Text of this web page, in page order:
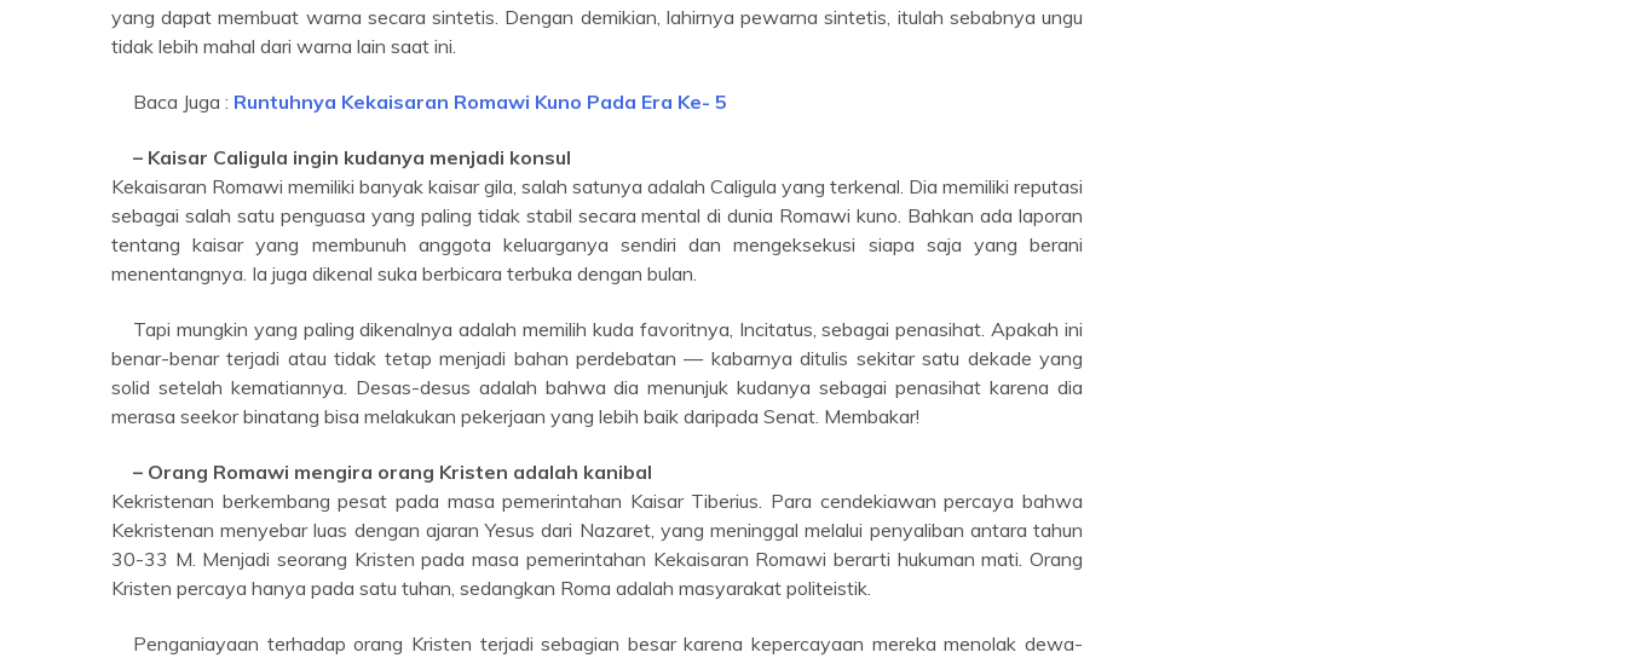
yang dapat membuat warna secara sintetis. Dengan demikian, lahirnya pewarna sintetis, itulah sebabnya ungu
tidak lebih mahal dari warna lain saat ini.
Baca Juga : Runtuhnya Kekaisaran Romawi Kuno Pada Era Ke- 5
– Kaisar Caligula ingin kudanya menjadi konsul
Kekaisaran Romawi memiliki banyak kaisar gila, salah satunya adalah Caligula yang terkenal. Dia memiliki reputasi
sebagai salah satu penguasa yang paling tidak stabil secara mental di dunia Romawi kuno. Bahkan ada laporan
tentang kaisar yang membunuh anggota keluarganya sendiri dan mengeksekusi siapa saja yang berani
menentangnya. Ia juga dikenal suka berbicara terbuka dengan bulan.
Tapi mungkin yang paling dikenalnya adalah memilih kuda favoritnya, Incitatus, sebagai penasihat. Apakah ini
benar-benar terjadi atau tidak tetap menjadi bahan perdebatan — kabarnya ditulis sekitar satu dekade yang
solid setelah kematiannya. Desas-desus adalah bahwa dia menunjuk kudanya sebagai penasihat karena dia
merasa seekor binatang bisa melakukan pekerjaan yang lebih baik daripada Senat. Membakar!
– Orang Romawi mengira orang Kristen adalah kanibal
Kekristenan berkembang pesat pada masa pemerintahan Kaisar Tiberius. Para cendekiawan percaya bahwa
Kekristenan menyebar luas dengan ajaran Yesus dari Nazaret, yang meninggal melalui penyaliban antara tahun
30-33 M. Menjadi seorang Kristen pada masa pemerintahan Kekaisaran Romawi berarti hukuman mati. Orang
Kristen percaya hanya pada satu tuhan, sedangkan Roma adalah masyarakat politeistik.
Penganiayaan terhadap orang Kristen terjadi sebagian besar karena kepercayaan mereka menolak dewa-